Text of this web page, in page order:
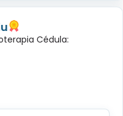
Cédula: